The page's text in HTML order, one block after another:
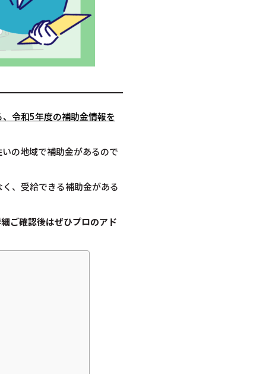
令和5年度の補助金情報を
の地域で補助金があるので
、受給できる補助金がある
ご確認後はぜひプロのアド